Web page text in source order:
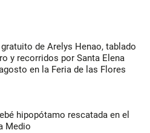
de Arelys Henao, tablado
y recorridos por Santa Elena
en la Feria de las Flores
hipopótamo rescatada en el
Medio